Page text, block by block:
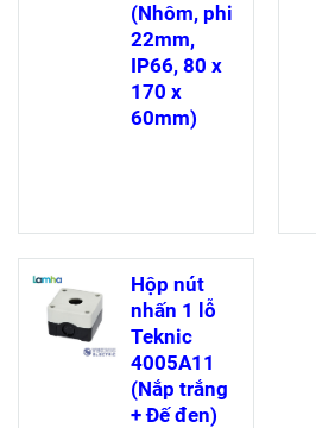
(Nhôm, phi
22mm,
IP66, 80 x
170 x
60mm)
Hộp nút
nhấn 1 lỗ
Teknic
4005A11
(Nắp trắng
+ Đế đen)